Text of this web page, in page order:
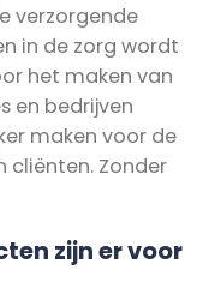
verzorgende
in de zorg wordt
het maken van
en bedrijven
maken voor de
cliënten. Zonder
zijn er voor